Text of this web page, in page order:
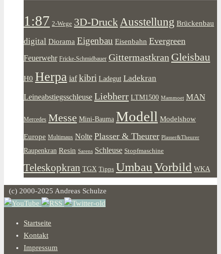
1:87 2-Wege 3D-DruckAusstellung Brückenbau
digital Diorama Eigenbau Eisenbahn Evergreen
Feuerwehr Fricke-Schmidbauer Gittermastkran Gleisbau
H0 Herpa iaf kibri Ladegut Ladekran
Leineabstiegsschleuse Liebherr LTM1500 Mammoet MAN
Mercedes Messe Mini-Bauma Modell Modelshow
Europe Multimaus Nolte Plasser & Theurer Plasser&Theurer
Raupenkran Resin Sarens Schleuse Stopfmaschine
Teleskopkran TGX Tipps Umbau Vorbild WKA
(c) 2000-2025 Andreas Schulze
Startseite
Kontakt
Impressum